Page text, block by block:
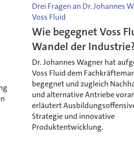
Drei Fragen an Dr. Johannes
Voss Fluid
Wie begegnet Voss
Wandel der
Dr. Johannes Wagner hat
Voss Fluid dem
begegnet und zugleich
und alternative Antriebe
erläutert
Strategie und innovative
Produktentwicklung.